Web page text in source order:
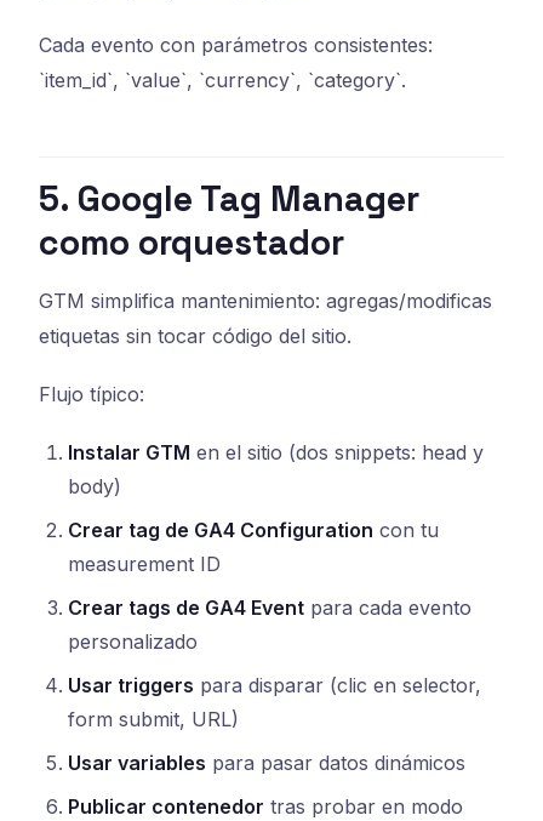
Cada evento con parámetros consistentes:
`item_id`, `value`, `currency`, `category`.
5. Google Tag Manager
como orquestador
GTM simplifica mantenimiento: agregas/modificas
etiquetas sin tocar código del sitio.
Flujo típico:
Instalar GTM en el sitio (dos snippets: head y
body)
Crear tag de GA4 Configuration con tu
measurement ID
Crear tags de GA4 Event para cada evento
personalizado
Usar triggers para disparar (clic en selector,
form submit, URL)
Usar variables para pasar datos dinámicos
Publicar contenedor tras probar en modo